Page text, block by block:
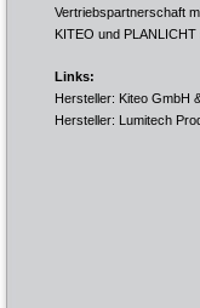
Vertriebspartnerschaft
KITEO und
Links:
Hersteller: Kiteo GmbH
Hersteller: Lumitech